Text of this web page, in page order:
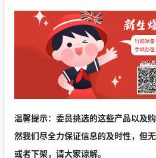
温馨提示：委员挑选的这些产品以及
然我们尽全力保证信息的及时性，但
或者下架，请大家谅解。